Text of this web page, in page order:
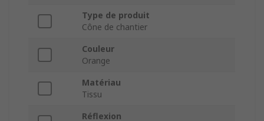
Type de produit
Cône de chantier
Couleur
Orange
Matériau
Tissu
Réflexion